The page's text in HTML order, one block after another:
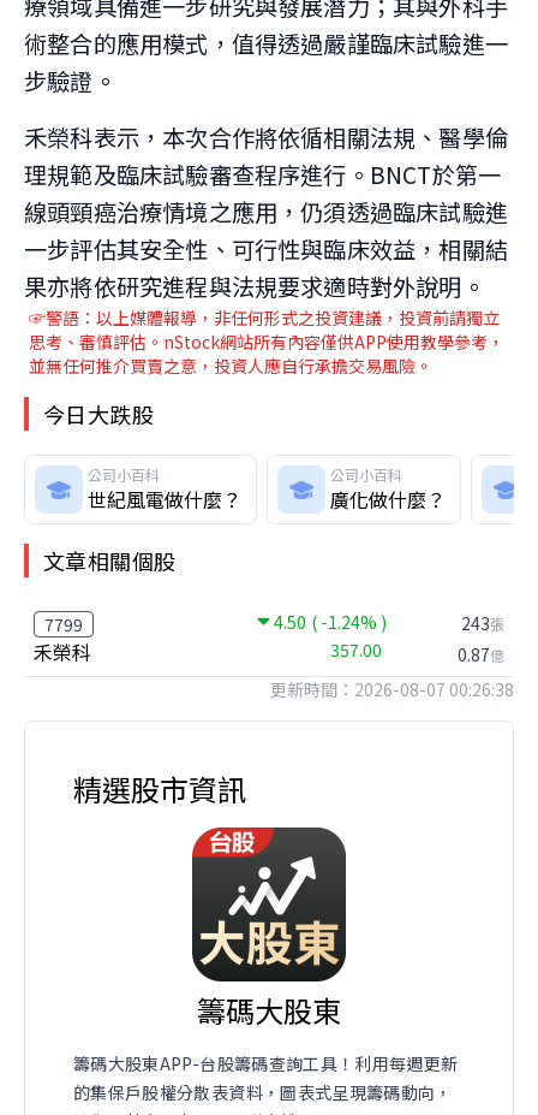
術整合的應用模式，值得透過嚴謹臨床試驗進一
步驗證。
禾榮科表示，本次合作將依循相關法規、醫學倫
理規範及臨床試驗審查程序進行。BNCT於第一
線頭頸癌治療情境之應用，仍須透過臨床試驗進
一步評估其安全性、可行性與臨床效益，相關結
果亦將依研究進程與法規要求適時對外說明。
☞警語：以上媒體報導，非任何形式之投資建議，投資前請獨立
思考、審慎評估。nStock網站所有內容僅供APP使用教學參考，
並無任何推介買賣之意，投資人應自行承擔交易風險。
今日大跌股
公司小百科
世紀風電做什麼？
公司小百科
廣化做什麼？
文章相關個股
7799 4.50 ( -1.24% )
禾榮科 357.00
243張
0.87億
更新時間：2026-08-07 00:26:38
精選股市資訊
籌碼大股東
籌碼大股東APP-台股籌碼查詢工具！利用每週更新
的集保戶股權分散表資料，圖表式呈現籌碼動向，